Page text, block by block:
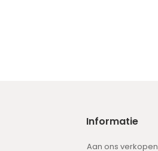
Informatie
Aan ons verkopen